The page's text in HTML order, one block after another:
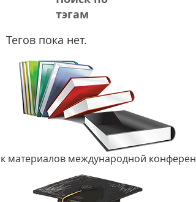
сентябрь 2019 г. (2)2 поста
тэгам
Тегов пока нет.
материалов международной